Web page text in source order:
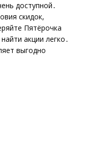
доступной․
скидок,
Пятёрочка
акции легко․
выгодно